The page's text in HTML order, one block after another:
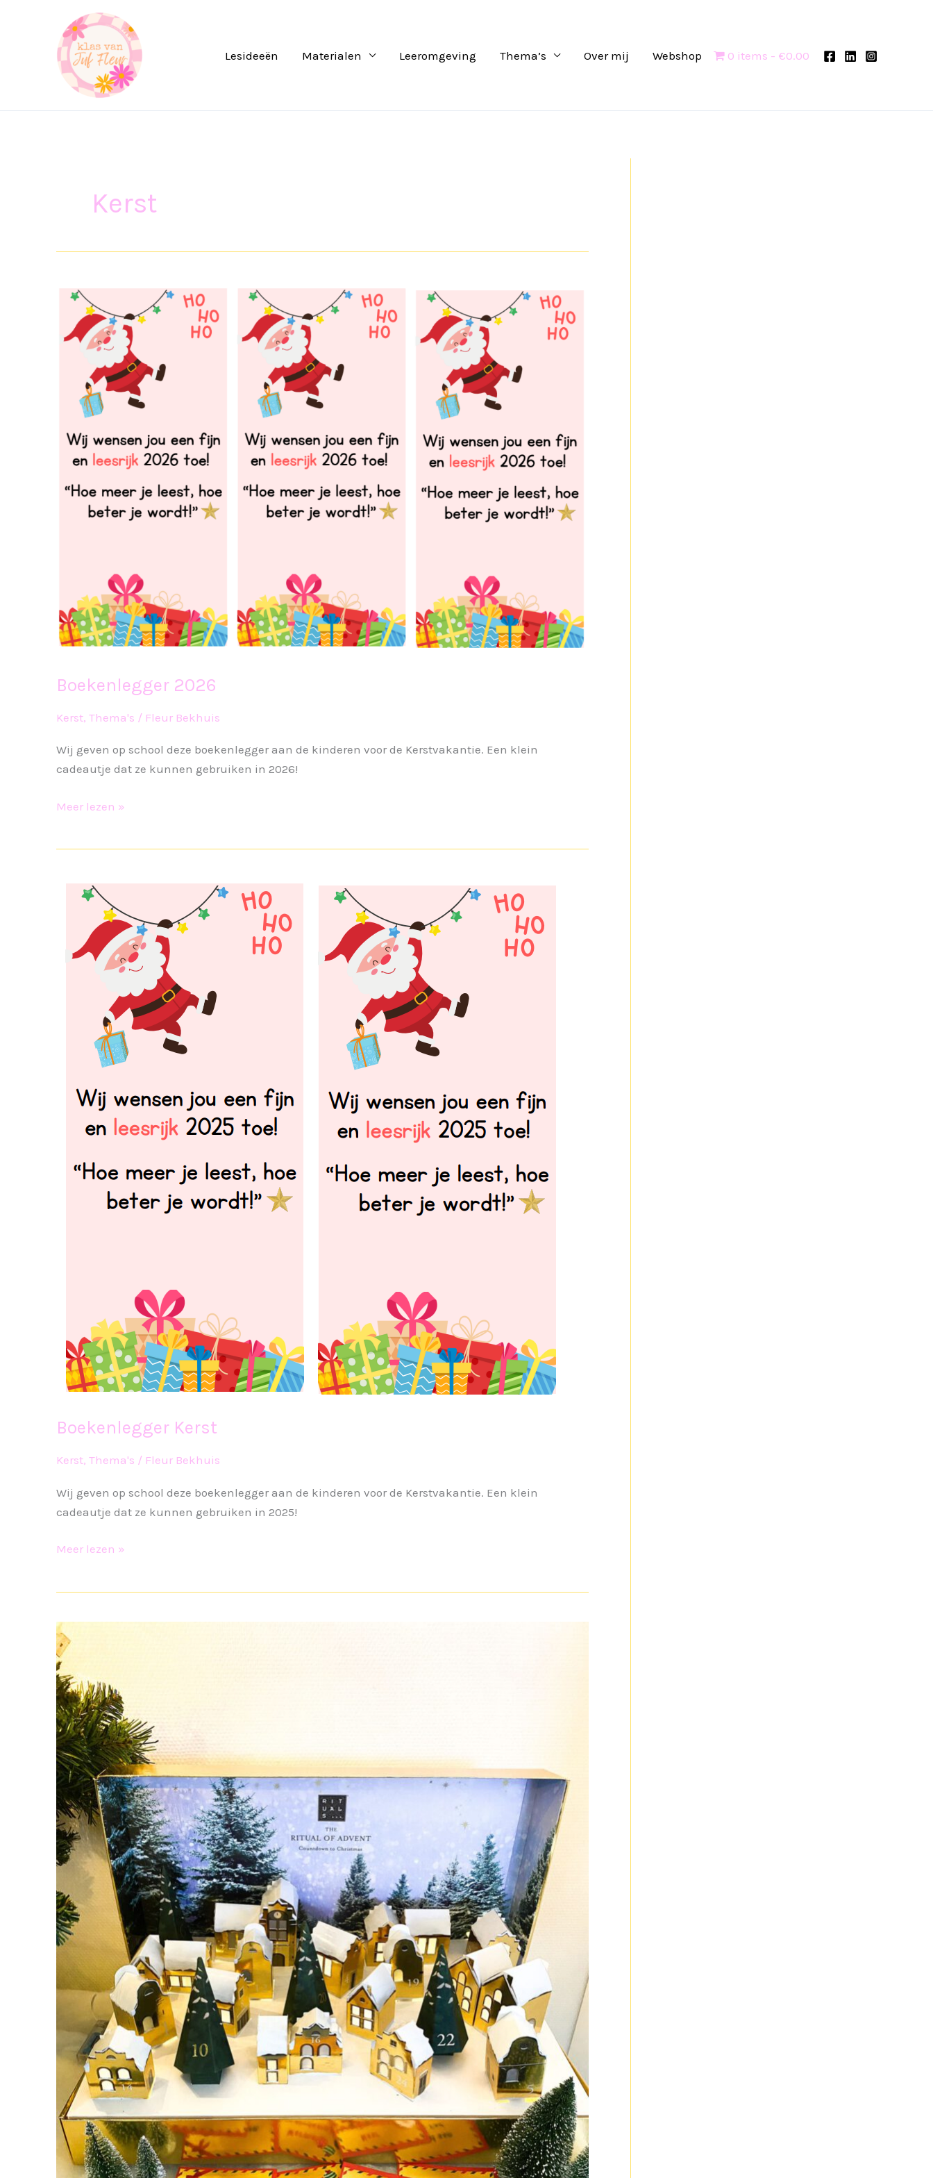
Lesideeën Materialen Leeromgeving Thema’s Over mij Webshop 0 items €0.00
Kerst
Boekenlegger 2026
Kerst, Thema's / Fleur Bekhuis
Wij geven op school deze boekenlegger aan de kinderen voor de Kerstvakantie. Een klein
cadeautje dat ze kunnen gebruiken in 2026!
Boekenlegger
Meer lezen »
Boekenlegger Kerst
Kerst, Thema's / Fleur Bekhuis
Wij geven op school deze boekenlegger aan de kinderen voor de Kerstvakantie. Een klein
cadeautje dat ze kunnen gebruiken in 2025!
Boekenlegger
Meer lezen »